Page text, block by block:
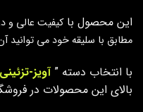
این محصول باکیفیت عالی و
مطابق با سلیقه خود می توانید آن
با انتخاب دسته ”آویز-تزئینی
بالای این محصولات در